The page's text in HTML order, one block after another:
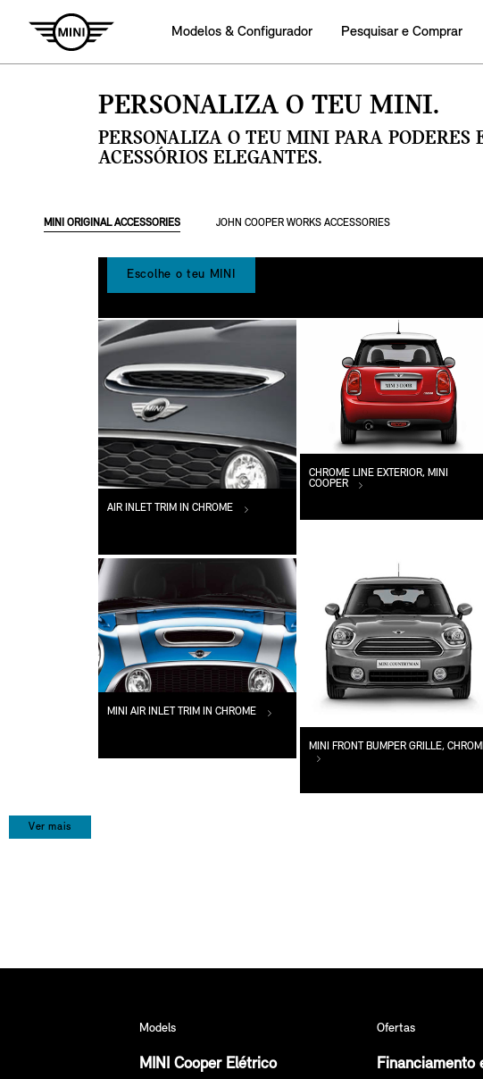
Modelos & Configurador Pesquisar e Comprar
PERSONALIZA O TEU MINI.
PERSONALIZA O TEU MINI PARA
ACESSÓRIOS ELEGANTES.
MINI ORIGINAL ACCESSORIES JOHN COOPER WORKS ACCESSORIES
Escolhe o teu MINI
AIR INLET TRIM IN CHROME
CHROME LINE EXTERIOR, MINI
COOPER
MINI AIR INLET TRIM IN CHROME
MINI FRONT BUMPER GRILLE,
Ver mais
Models
MINI Cooper Elétrico
Ofertas
Financiamento